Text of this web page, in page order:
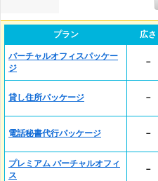
プラン 広さ
バーチャルオフィスパッケー
ジ
－
貸し住所パッケージ －
電話秘書代行パッケージ －
プレミアム バーチャルオフィ
ス
－